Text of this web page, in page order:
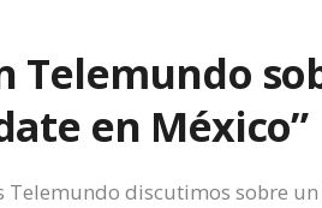
Telemundo
en México”
Telemundo discutimos sobre